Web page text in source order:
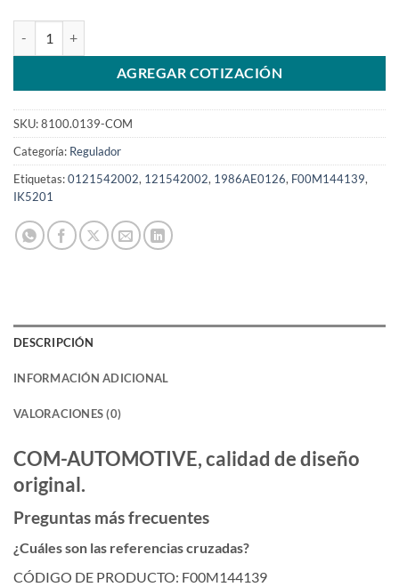
AGREGAR COTIZACIÓN
SKU:8100.0139-COM
Categoría: Regulador
Etiquetas:0121542002, 121542002, 1986AE0126, F00M144139,
IK5201
DESCRIPCIÓN
INFORMACIÓN ADICIONAL
VALORACIONES (0)
COM-AUTOMOTIVE, calidad de diseño
original.
Preguntas más frecuentes
¿Cuáles son las referencias cruzadas?
CÓDIGO DE PRODUCTO: F00M144139